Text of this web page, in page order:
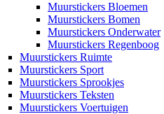
Muurstickers Bloemen
Muurstickers Bomen
Muurstickers Onderwater
Muurstickers Regenboog
Muurstickers Ruimte
Muurstickers Sport
Muurstickers Sprookjes
Muurstickers Teksten
Muurstickers Voertuigen